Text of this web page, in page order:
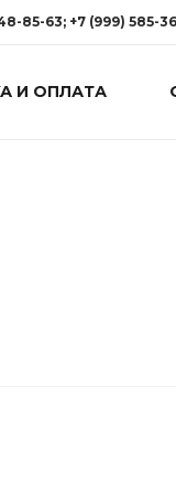
85-63; +7 (999) 585-
63; +7 (999) 585-36-65
И ОПЛАТА